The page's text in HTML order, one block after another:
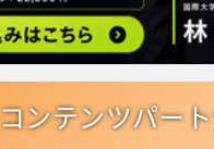
コンテンツパー